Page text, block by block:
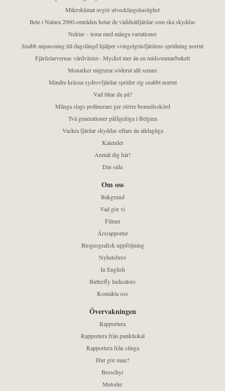
Mikroklimat avgör utvecklingshastighet
Bete i Natura 2000-områden hotar de väddnätfjärilar som ska skyddas
Nektar – tema med många variationer
Snabb anpassning till dagslängd hjälper svingelgräsfjärilens spridning norrut
Fjärilslarvernas värdväxter– Mycket mer än en midsommarbukett
Monarker migrerar söderut allt senare
Mindre kräsna sydrovfjärilar sprider sig snabbt norrut
Vad tittar du på?
Många slags pollinerare ger större bomullsskörd
Två generationer påfågelöga i Belgien
Vackra fjärilar skyddas oftare än alldagliga
Kalender
Anmäl dig här!
Din sida
Om oss
Bakgrund
Vad gör vi
Filmer
Årsrapporter
Biogeografisk uppföljning
Nyhetsbrev
In English
Butterfly Indicators
Kontakta oss
Övervakningen
Rapportera
Rapportera från punktlokal
Rapportera från slinga
Hur gör man?
Broschyr
Metoder